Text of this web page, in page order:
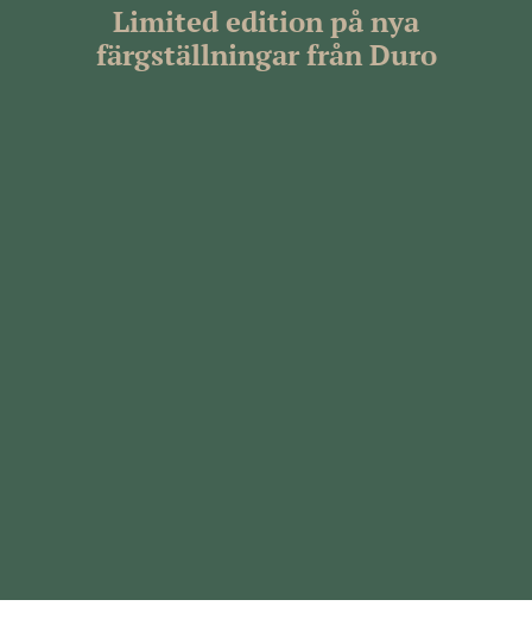
Limited edition på nya
färgställningar från Duro